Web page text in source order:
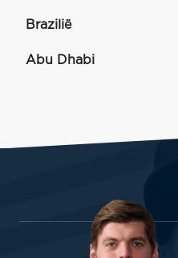
Brazilië
Abu Dhabi